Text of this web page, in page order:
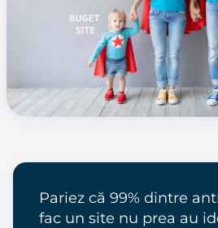
Pariez că 99% dintre
fac un site nu prea au